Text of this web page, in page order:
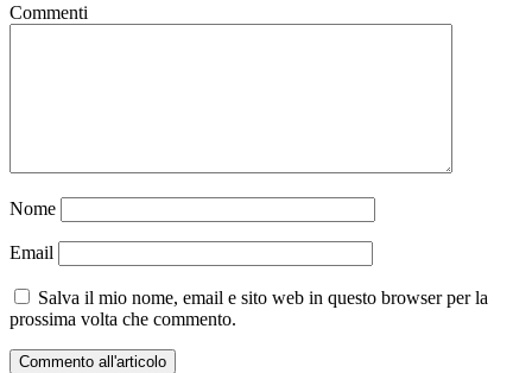
Commenti
Nome
Email
Salva il mio nome, email e sito web in questo browser per la
prossima volta che commento.